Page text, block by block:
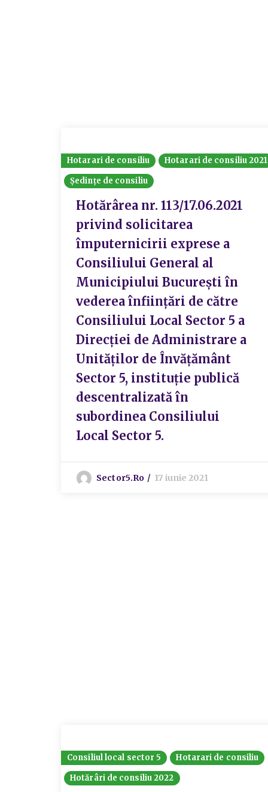
Hotarari de consiliu
Hotarari de consiliu 2021
Ședințe de consiliu
Hotărârea nr. 113/17.06.2021
privind solicitarea
împuternicirii exprese a
Consiliului General al
Municipiului București în
vederea înființări de către
Consiliului Local Sector 5 a
Direcției de Administrare a
Unităților de Învățământ
Sector 5, instituție publică
descentralizată în
subordinea Consiliului
Local Sector 5.
Sector5.ro 17 iunie 2021
Consiliul local sector 5
Hotarari de consiliu
Hotărâri de consiliu 2022